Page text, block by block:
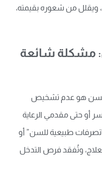
ويقلل من شعوره بقيمته،
مشكلة شائعة
السن هو عدم تشخيص
أو حتى مقدمي الرعاية
طبيعية للسن” أو
وتُفقد فرص التدخل